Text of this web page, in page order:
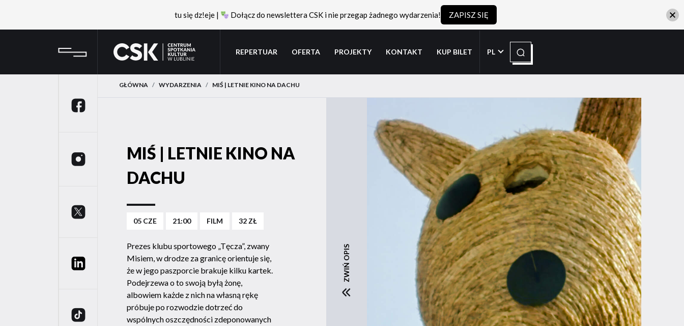
REPERTUAR OFERTA PROJEKTY KONTAKT KUP BILET PL Szukaj
Twitter
Linkedin
TikTok
GŁÓWNA WYDARZENIA MIŚ | LETNIE KINO NA DACHU
MIŚ | LETNIE KINO NA
DACHU
05 CZE 21:00 FILM 32 ZŁ
Prezes klubu sportowego „Tęcza”, zwany
Misiem, w drodze za granicę orientuje się,
że w jego paszporcie brakuje kilku kartek.
Podejrzewa o to swoją byłą żonę,
albowiem każde z nich na własną rękę
próbuje po rozwodzie dotrzeć do
wspólnych oszczędności zdeponowanych
ZWIŃ OPIS
tu się dz!eje | Dołącz do newslettera CSK i nie przegap żadnego wydarzenia! ZAPISZ SIĘ